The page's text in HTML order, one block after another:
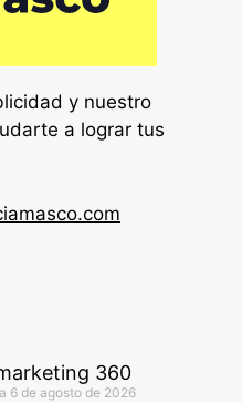
y nuestro
a lograr tus
360
6 de agosto de 2026